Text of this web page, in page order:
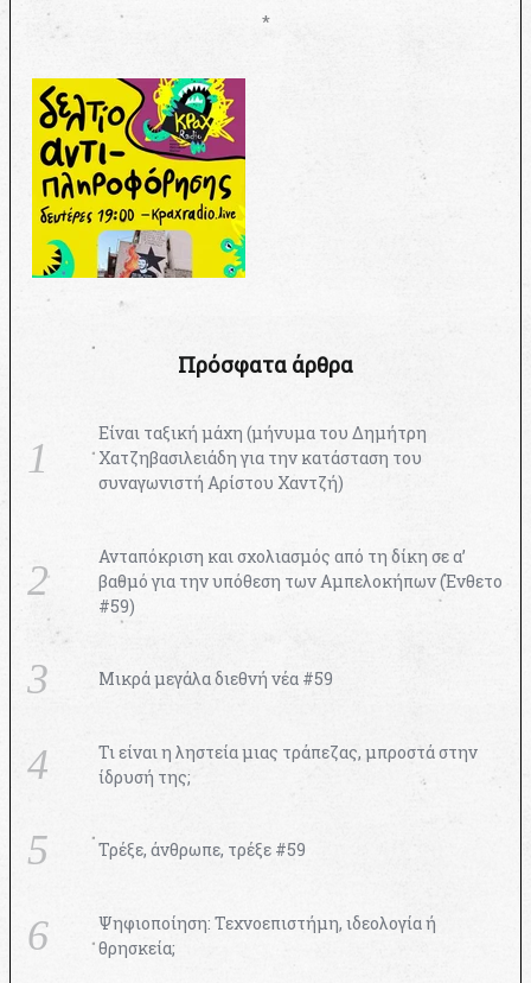
*
Πρόσφατα άρθρα
Είναι ταξική μάχη (μήνυμα του Δημήτρη
Χατζηβασιλειάδη για την κατάσταση του
συναγωνιστή Αρίστου Χαντζή)
Ανταπόκριση και σχολιασμός από τη δίκη σε α’
βαθμό για την υπόθεση των Αμπελοκήπων (Ένθετο
#59)
Μικρά μεγάλα διεθνή νέα #59
Τι είναι η ληστεία μιας τράπεζας, μπροστά στην
ίδρυσή της;
Τρέξε, άνθρωπε, τρέξε #59
Ψηφιοποίηση: Τεχνοεπιστήμη, ιδεολογία ή
θρησκεία;